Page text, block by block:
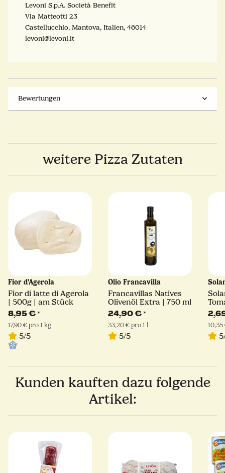
Levoni S.p.A. Società Benefit
Via Matteotti 23
Castellucchio, Mantova, Italien, 46014
levoni@levoni.it
Bewertungen
weitere Pizza Zutaten
Fior d'Agerola
Fior di latte di Agerola
| 500g | am Stück
8,95 €*
17,90 € pro 1 kg
5/5
Olio Francavilla
Francavillas Natives
Olivenöl Extra | 750 ml
24,90 €*
33,20 € pro 1 l
5/5
Kunden kauften dazu folgende
Artikel: